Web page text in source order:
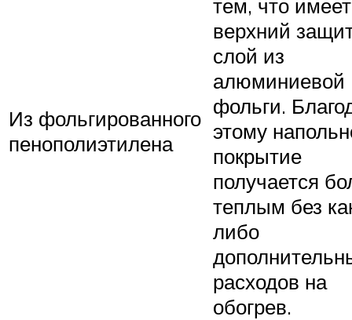
Из фольгированного
пенополиэтилена
тем, что имеет
верхний
слой из
алюминиевой
фольги.
этому
покрытие
получается
теплым без
либо
расходов на
обогрев.